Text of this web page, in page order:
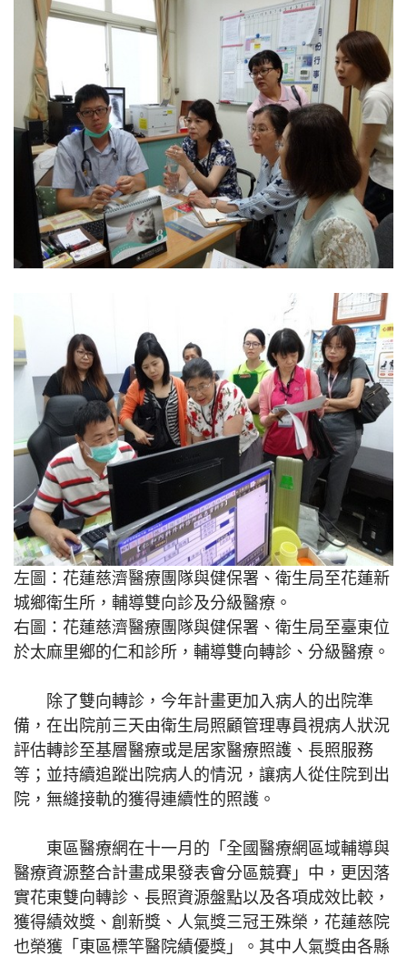
左圖：花蓮慈濟醫療團隊與健保署、衛生局至花蓮新
城鄉衛生所，輔導雙向診及分級醫療。
右圖：花蓮慈濟醫療團隊與健保署、衛生局至臺東位
於太麻里鄉的仁和診所，輔導雙向轉診、分級醫療。
除了雙向轉診，今年計畫更加入病人的出院準
備，在出院前三天由衛生局照顧管理專員視病人狀況
評估轉診至基層醫療或是居家醫療照護、長照服務
等；並持續追蹤出院病人的情況，讓病人從住院到出
院，無縫接軌的獲得連續性的照護。
東區醫療網在十一月的「全國醫療網區域輔導與
醫療資源整合計畫成果發表會分區競賽」中，更因落
實花東雙向轉診、長照資源盤點以及各項成效比較，
獲得績效獎、創新獎、人氣獎三冠王殊榮，花蓮慈院
也榮獲「東區標竿醫院績優獎」。其中人氣獎由各縣